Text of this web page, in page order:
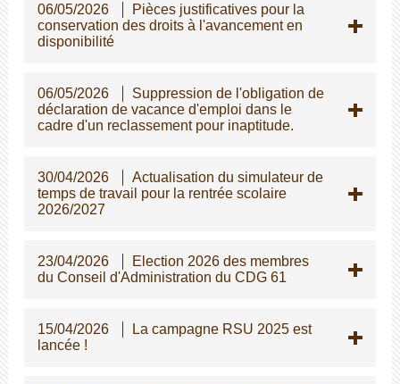
06/05/2026
Pièces justificatives pour la
conservation des droits à l'avancement en
disponibilité
06/05/2026
Suppression de l'obligation de
déclaration de vacance d'emploi dans le
cadre d'un reclassement pour inaptitude.
30/04/2026
Actualisation du simulateur de
temps de travail pour la rentrée scolaire
2026/2027
23/04/2026
Election 2026 des membres
du Conseil d'Administration du CDG 61
15/04/2026
La campagne RSU 2025 est
lancée !